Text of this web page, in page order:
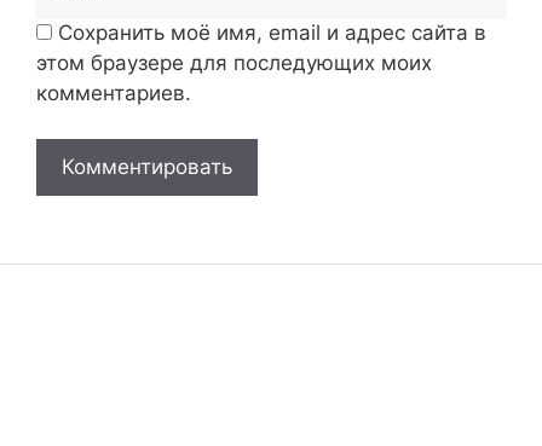
Сохранить моё имя, email и адрес сайта в
этом браузере для последующих моих
комментариев.